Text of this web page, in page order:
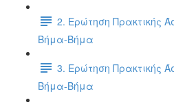
2. Ερώτηση Πρακτικής
Βήμα-Βήμα
3. Ερώτηση Πρακτικής
Βήμα-Βήμα